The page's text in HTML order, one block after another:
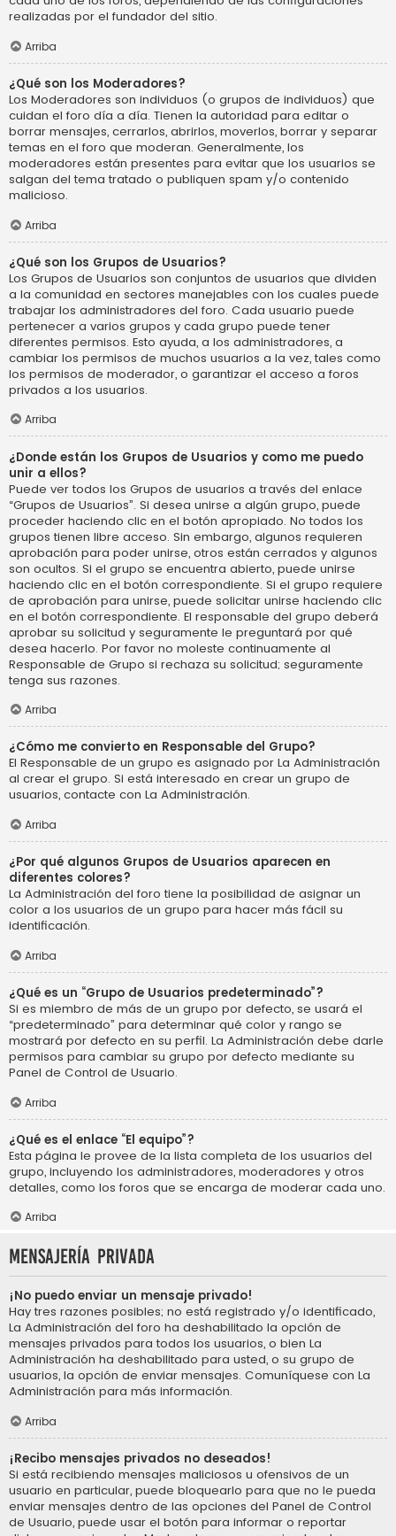
realizadas por el fundador del sitio.
Arriba
¿Qué son los Moderadores?
Los Moderadores son individuos (o grupos de individuos) que
cuidan el foro día a día. Tienen la autoridad para editar o
borrar mensajes, cerrarlos, abrirlos, moverlos, borrar y separar
temas en el foro que moderan. Generalmente, los
moderadores están presentes para evitar que los usuarios se
salgan del tema tratado o publiquen spam y/o contenido
malicioso.
Arriba
¿Qué son los Grupos de Usuarios?
Los Grupos de Usuarios son conjuntos de usuarios que dividen
a la comunidad en sectores manejables con los cuales puede
trabajar los administradores del foro. Cada usuario puede
pertenecer a varios grupos y cada grupo puede tener
diferentes permisos. Esto ayuda, a los administradores, a
cambiar los permisos de muchos usuarios a la vez, tales como
los permisos de moderador, o garantizar el acceso a foros
privados a los usuarios.
Arriba
¿Donde están los Grupos de Usuarios y como me puedo
unir a ellos?
Puede ver todos los Grupos de usuarios a través del enlace
“Grupos de Usuarios”. Si desea unirse a algún grupo, puede
proceder haciendo clic en el botón apropiado. No todos los
grupos tienen libre acceso. Sin embargo, algunos requieren
aprobación para poder unirse, otros están cerrados y algunos
son ocultos. Si el grupo se encuentra abierto, puede unirse
haciendo clic en el botón correspondiente. Si el grupo requiere
de aprobación para unirse, puede solicitar unirse haciendo clic
en el botón correspondiente. El responsable del grupo deberá
aprobar su solicitud y seguramente le preguntará por qué
desea hacerlo. Por favor no moleste continuamente al
Responsable de Grupo si rechaza su solicitud; seguramente
tenga sus razones.
Arriba
¿Cómo me convierto en Responsable del Grupo?
El Responsable de un grupo es asignado por La Administración
al crear el grupo. Si está interesado en crear un grupo de
usuarios, contacte con La Administración.
Arriba
¿Por qué algunos Grupos de Usuarios aparecen en
diferentes colores?
La Administración del foro tiene la posibilidad de asignar un
color a los usuarios de un grupo para hacer más fácil su
identificación.
Arriba
¿Qué es un “Grupo de Usuarios predeterminado”?
Si es miembro de más de un grupo por defecto, se usará el
“predeterminado” para determinar qué color y rango se
mostrará por defecto en su perfil. La Administración debe darle
permisos para cambiar su grupo por defecto mediante su
Panel de Control de Usuario.
Arriba
¿Qué es el enlace “El equipo”?
Esta página le provee de la lista completa de los usuarios del
grupo, incluyendo los administradores, moderadores y otros
detalles, como los foros que se encarga de moderar cada uno.
Arriba
Mensajería privada
¡No puedo enviar un mensaje privado!
Hay tres razones posibles; no está registrado y/o identificado,
La Administración del foro ha deshabilitado la opción de
mensajes privados para todos los usuarios, o bien La
Administración ha deshabilitado para usted, o su grupo de
usuarios, la opción de enviar mensajes. Comuníquese con La
Administración para más información.
Arriba
¡Recibo mensajes privados no deseados!
Si está recibiendo mensajes maliciosos u ofensivos de un
usuario en particular, puede bloquearlo para que no le pueda
enviar mensajes dentro de las opciones del Panel de Control
de Usuario, puede usar el botón para informar o reportar